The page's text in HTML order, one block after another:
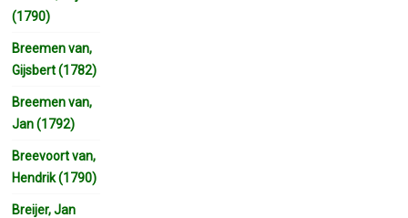
(1790)
Breemen van,
Gijsbert (1782)
Breemen van,
Jan (1792)
Breevoort van,
Hendrik (1790)
Breijer, Jan